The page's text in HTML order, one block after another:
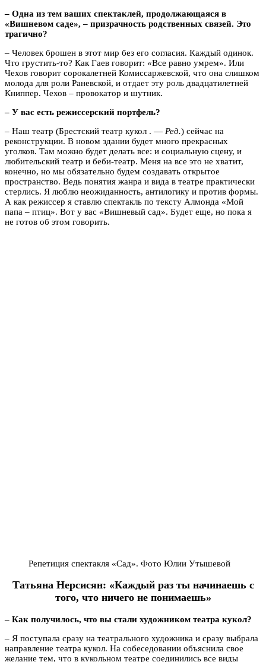
– Одна из тем ваших спектаклей, продолжающаяся в
«Вишневом саде», – призрачность родственных связей. Это
трагично?
– Человек брошен в этот мир без его согласия. Каждый одинок.
Что грустить-то? Как Гаев говорит: «Все равно умрем». Или
Чехов говорит сорокалетней Комиссаржевской, что она слишком
молода для роли Раневской, и отдает эту роль двадцатилетней
Книппер. Чехов – провокатор и шутник.
– У вас есть режиссерский портфель?
– Наш театр (Брестский театр кукол . — Ред.) сейчас на
реконструкции. В новом здании будет много прекрасных
уголков. Там можно будет делать все: и социальную сцену, и
любительский театр и беби-театр. Меня на все это не хватит,
конечно, но мы обязательно будем создавать открытое
пространство. Ведь понятия жанра и вида в театре практически
стерлись. Я люблю неожиданность, антилогику и против формы.
А как режиссер я ставлю спектакль по тексту Алмонда «Мой
папа – птиц». Вот у вас «Вишневый сад». Будет еще, но пока я
не готов об этом говорить.
Репетиция спектакля «Сад». Фото Юлии Утышевой
Татьяна Нерсисян: «Каждый раз ты начинаешь с
того, что ничего не понимаешь»
– Как получилось, что вы стали художником театра кукол?
– Я поступала сразу на театрального художника и сразу выбрала
направление театра кукол. На собеседовании объяснила свое
желание тем, что в кукольном театре соединились все виды